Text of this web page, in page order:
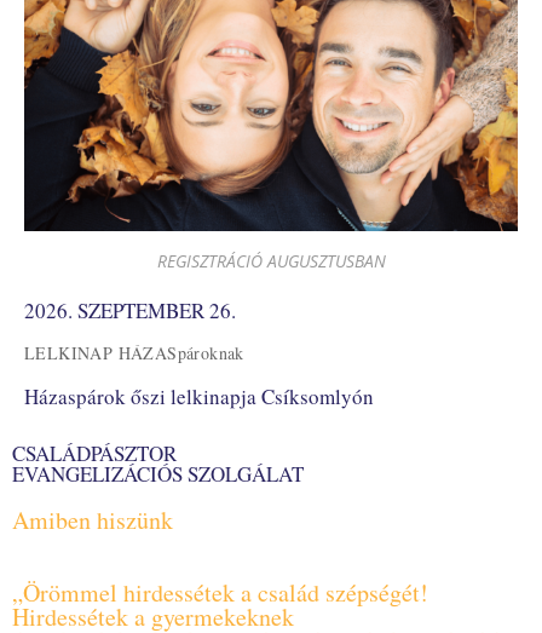
REGISZTRÁCIÓ AUGUSZTUSBAN
2026. SZEPTEMBER 26.
LELKINAP HÁZASpároknak
Házaspárok őszi lelkinapja Csíksomlyón
CSALÁDPÁSZTOR
EVANGELIZÁCIÓS SZOLGÁLAT
Amiben hiszünk
„Örömmel hirdessétek a család szépségét!
Hirdessétek a gyermekeknek